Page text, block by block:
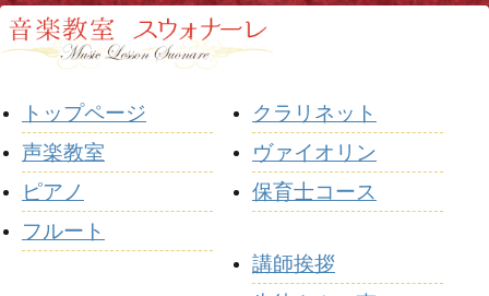
トップページ
声楽教室
ピアノ
フルート
クラリネット
ヴァイオリン
保育士コース
講師挨拶